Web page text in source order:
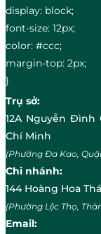
display: block;
font-size: 12px;
color: #ccc;
margin-top: 2px;
}
Trụ sở:
12A Nguyễn Đình
Chí Minh
(Phường Đa Kao,
Chi nhánh:
144 Hoàng Hoa
(Phường Lộc Thọ,
Email: